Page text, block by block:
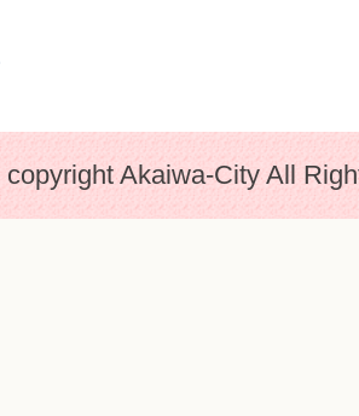
copyright Akaiwa-City All